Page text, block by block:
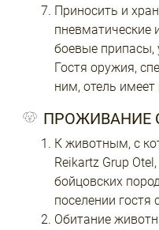
Приносить и
пневматические
боевые припасы,
Гостя оружия,
ним, отель имеет
ПРОЖИВАНИЕ
К животным, с
Reikartz Grup
бойцовских
поселении
Обитание